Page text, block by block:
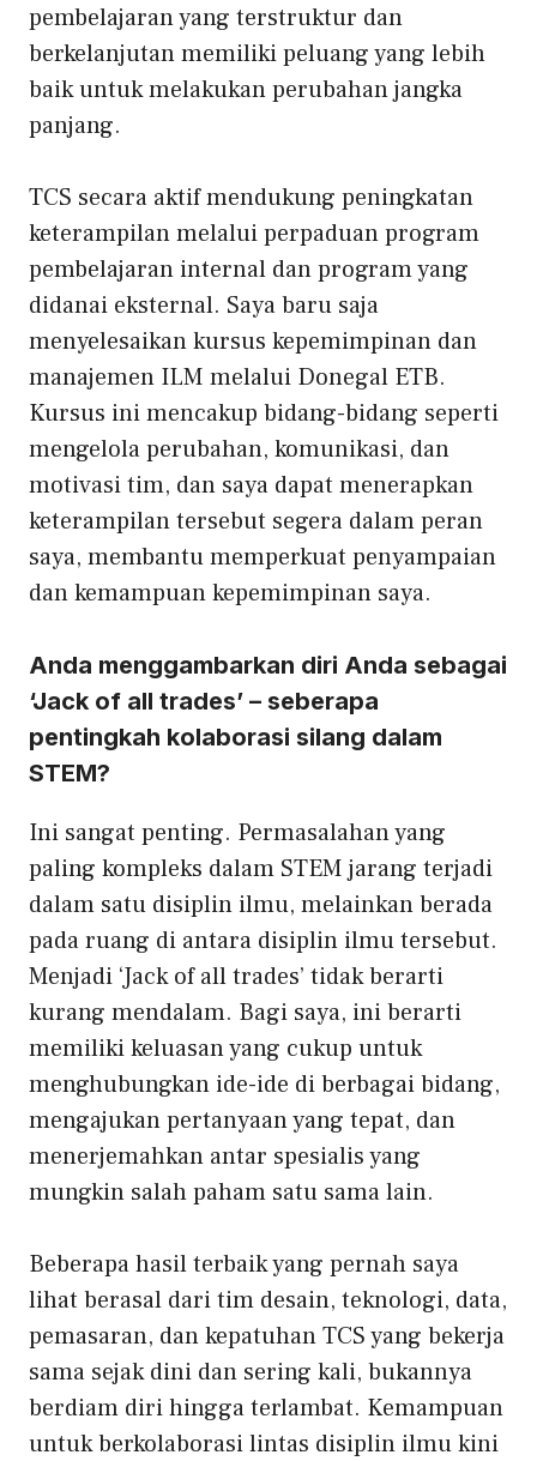
pembelajaran yang terstruktur dan
berkelanjutan memiliki peluang yang lebih
baik untuk melakukan perubahan jangka
panjang.
TCS secara aktif mendukung peningkatan
keterampilan melalui perpaduan program
pembelajaran internal dan program yang
didanai eksternal. Saya baru saja
menyelesaikan kursus kepemimpinan dan
manajemen ILM melalui Donegal ETB.
Kursus ini mencakup bidang-bidang seperti
mengelola perubahan, komunikasi, dan
motivasi tim, dan saya dapat menerapkan
keterampilan tersebut segera dalam peran
saya, membantu memperkuat penyampaian
dan kemampuan kepemimpinan saya.
Anda menggambarkan diri Anda sebagai
‘Jack of all trades’ – seberapa
pentingkah kolaborasi silang dalam
STEM?
Ini sangat penting. Permasalahan yang
paling kompleks dalam STEM jarang terjadi
dalam satu disiplin ilmu, melainkan berada
pada ruang di antara disiplin ilmu tersebut.
Menjadi ‘Jack of all trades’ tidak berarti
kurang mendalam. Bagi saya, ini berarti
memiliki keluasan yang cukup untuk
menghubungkan ide-ide di berbagai bidang,
mengajukan pertanyaan yang tepat, dan
menerjemahkan antar spesialis yang
mungkin salah paham satu sama lain.
Beberapa hasil terbaik yang pernah saya
lihat berasal dari tim desain, teknologi, data,
pemasaran, dan kepatuhan TCS yang bekerja
sama sejak dini dan sering kali, bukannya
berdiam diri hingga terlambat. Kemampuan
untuk berkolaborasi lintas disiplin ilmu kini